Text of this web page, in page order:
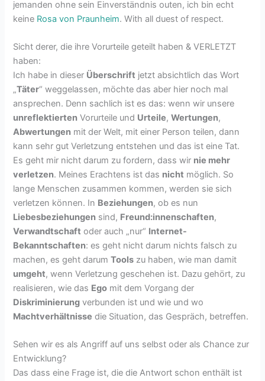
jemanden ohne sein Einverständnis outen, ich bin echt
keine Rosa von Praunheim. With all duest of respect.
Sicht derer, die ihre Vorurteile geteilt haben & VERLETZT
haben:
Ich habe in dieser Überschrift jetzt absichtlich das Wort
„Täter“ weggelassen, möchte das aber hier noch mal
ansprechen. Denn sachlich ist es das: wenn wir unsere
unreflektierten Vorurteile und Urteile,Wertungen,
Abwertungen mit der Welt, mit einer Person teilen, dann
kann sehr gut Verletzung entstehen und das ist eine Tat.
Es geht mir nicht darum zu fordern, dass wir nie mehr
verletzen. Meines Erachtens ist das nicht möglich. So
lange Menschen zusammen kommen, werden sie sich
verletzen können. In Beziehungen, ob es nun
Liebesbeziehungen sind, Freund:innenschaften,
Verwandtschaft oder auch „nur“ Internet-
Bekanntschaften: es geht nicht darum nichts falsch zu
machen, es geht darumTools zu haben, wie man damit
umgeht, wenn Verletzung geschehen ist. Dazu gehört, zu
realisieren, wie das Ego mit dem Vorgang der
Diskriminierung verbunden ist und wie und wo
Machtverhältnisse die Situation, das Gespräch, betreffen.
Sehen wir es als Angriff auf uns selbst oder als Chance zur
Entwicklung?
Das dass eine Frage ist, die die Antwort schon enthält ist